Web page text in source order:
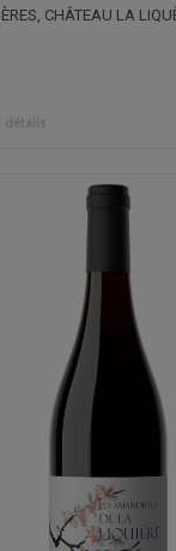
CHÂTEAU LA
détails